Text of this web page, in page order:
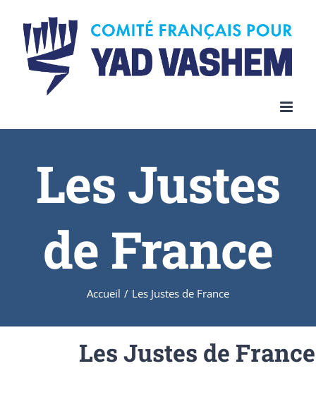
Les Justes
de France
Accueil / Les Justes de France
Les Justes de France